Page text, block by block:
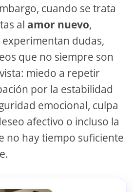
cuando se trata
al amor nuevo,
dudas,
que no siempre son
miedo a repetir
por la estabilidad
emocional, culpa
afectivo o incluso la
no hay tiempo suficiente